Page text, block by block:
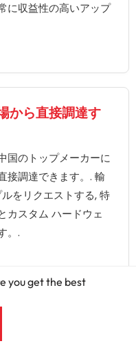
に収益性の高いアップ
から直接調達す
国のトップメーカーに
接調達できます。. 輸
をリクエストする, 特
カスタム ハードウェ
。.
you get the best